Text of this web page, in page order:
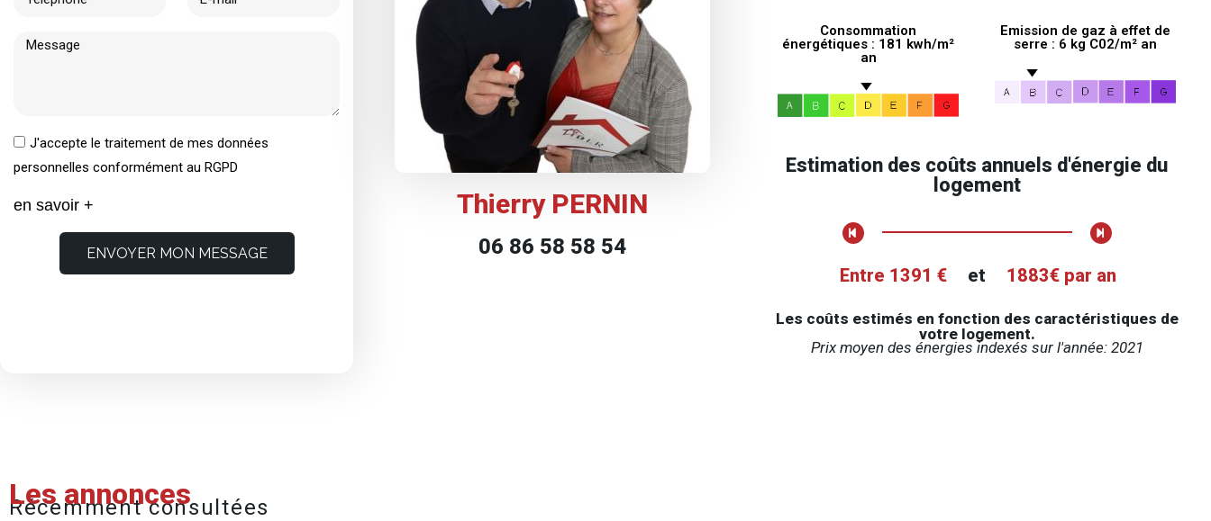
J'accepte le traitement de mes données
personnelles conformément au RGPD
en savoir +
ENVOYER MON MESSAGE
Thierry PERNIN
06 86 58 58 54
Consommation
énergétiques : 181 kwh/m²
an
Emission de gaz à effet de
serre : 6 kg C02/m² an
Estimation des coûts annuels d'énergie du
logement
Entre 1391 € et 1883€ par an
Les coûts estimés en fonction des caractéristiques de
votre logement.
Prix moyen des énergies indexés sur l'année: 2021
Les annonces
Récemment consultées